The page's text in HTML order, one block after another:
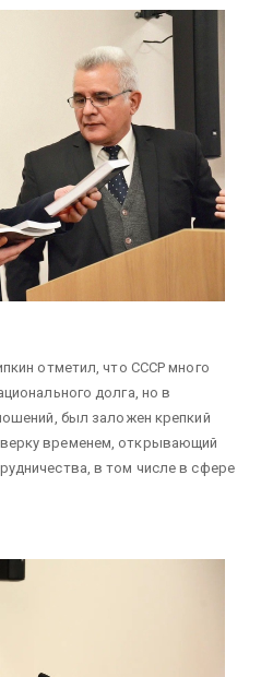
отметил, что СССР много
долга, но в
был заложен крепкий
временем, открывающий
в том числе в сфере